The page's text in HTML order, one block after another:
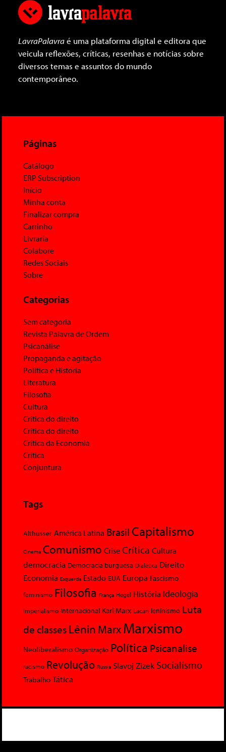
LavraPalavraé uma plataforma digital e editora que
veicula reflexões, críticas, resenhas e notícias sobre
diversos temas e assuntos do mundo
contemporâneo.
Páginas
Catálogo
ERP Subscription
Início
Minha conta
Finalizar compra
Carrinho
Livraria
Colabore
Redes Sociais
Sobre
Categorias
Sem categoria
Revista Palavra de Ordem
Psicanálise
Propaganda e agitação
Política e História
Literatura
Filosofia
Cultura
Crítica do direito
Crítica do direito
Crítica da Economia
Crítica
Conjuntura
Tags
Althusser América Latina Brasil Capitalismo
Cinema Comunismo Crise Crítica Cultura
democracia Democracia burguesa Dialética Direito
Economia Esquerda Estado EUA Europa Fascismo
feminismo Filosofia França Hegel História Ideologia
Imperialismo Internacional Karl Marx Lacan leninismo Luta
de classesLênin MarxMarxismo
Neoliberalismo Organização Política Psicanalise
racismo Revolução Rússia Slavoj Zizek Socialismo
Trabalho Tática